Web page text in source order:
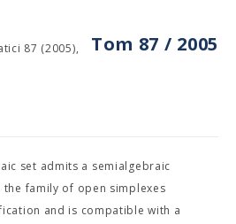
Tom 87 / 2005
87 (2005),
set admits a semialgebraic
family of open simplexes
and is compatible with a